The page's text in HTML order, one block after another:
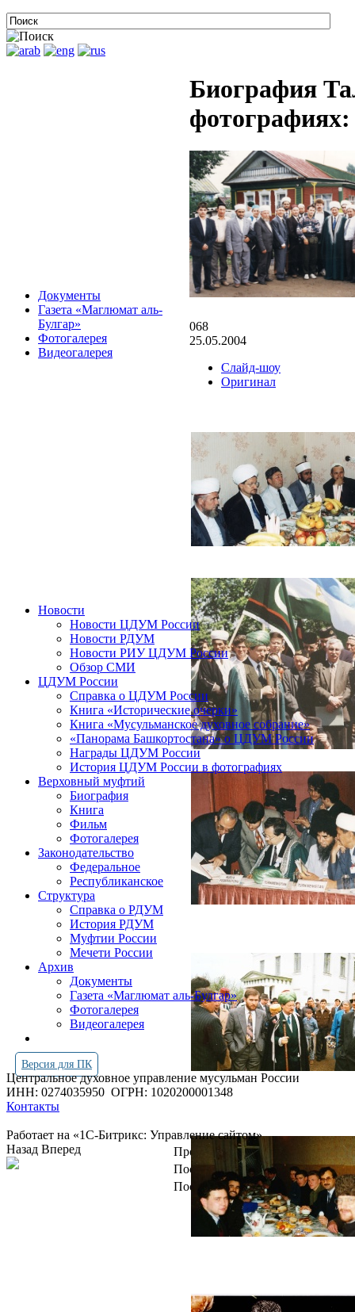
Документы
Газета «Маглюмат аль-
Булгар»
Фотогалерея
Видеогалерея
Биография
фотографиях:
068
25.05.2004
Слайд-шоу
Оригинал
Новости
Новости ЦДУМ России
Новости РДУМ
Новости РИУ ЦДУМ России
Обзор СМИ
ЦДУМ России
Справка о ЦДУМ России
Книга «Исторические очерки»
Книга «Мусульманское духовное собрание»
«Панорама Башкортостана» о ЦДУМ России
Награды ЦДУМ России
История ЦДУМ России в фотографиях
Верховный муфтий
Биография
Книга
Фильм
Фотогалерея
Законодательство
Федеральное
Республиканское
Структура
Справка о РДУМ
История РДУМ
Муфтии России
Мечети России
Архив
Документы
Газета «Маглюмат аль-Булгар»
Фотогалерея
Видеогалерея
Версия для ПК
Центральное духовное управление мусульман России
ИНН: 0274035950 ОГРН: 1020200001348
Контакты
Работает на «1С-Битрикс: Управление сайтом»
Просмотров всего:
Посетителей сегодня:
2591
Посетителей в онлайн:
13
Назад Вперед